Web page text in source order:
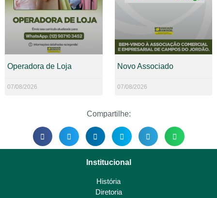
Operadora de Loja
07/08/2026
Novo Associado
07/08/2026
Compartilhe:
Institucional
História
Diretoria